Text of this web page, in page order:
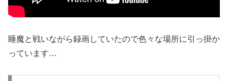
睡魔と戦いながら録画していたので色々な場所に引っ掛か
っています…